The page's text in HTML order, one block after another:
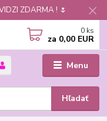
ZDARMA ! 🌷
Menu
Hľadať
0 ks
za 0,00 EUR